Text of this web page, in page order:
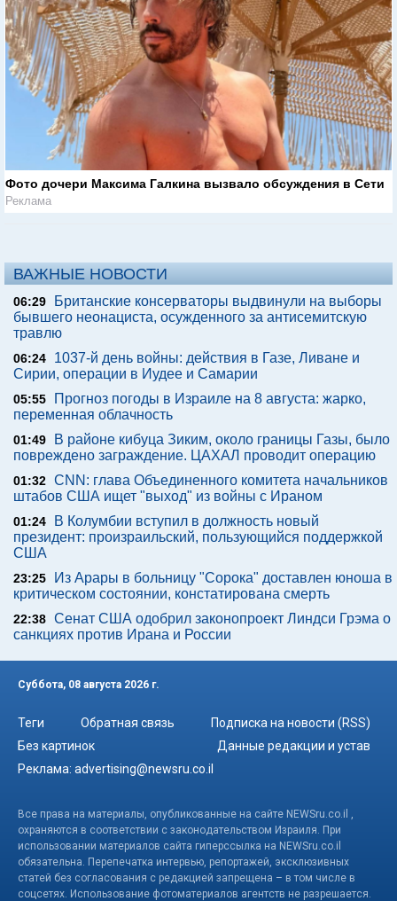
Фото дочери Максима Галкина вызвало обсуждения в Сети
Реклама
ВАЖНЫЕ НОВОСТИ
06:29
Британские консерваторы выдвинули на выборы
бывшего неонациста, осужденного за антисемитскую
травлю
06:24
1037-й день войны: действия в Газе, Ливане и
Сирии, операции в Иудее и Самарии
05:55
Прогноз погоды в Израиле на 8 августа: жарко,
переменная облачность
01:49
В районе кибуца Зиким, около границы Газы, было
повреждено заграждение. ЦАХАЛ проводит операцию
01:32 CNN: глава Объединенного комитета начальников
штабов США ищет "выход" из войны с Ираном
01:24
В Колумбии вступил в должность новый
президент: произраильский, пользующийся поддержкой
США
23:25
Из Арары в больницу "Сорока" доставлен юноша в
критическом состоянии, констатирована смерть
22:38 Сенат США одобрил законопроект Линдси Грэма о
санкциях против Ирана и России
Суббота, 08 августа 2026 г.
Теги Обратная связь
Подписка на новости (RSS)
Без картинок
Данные редакции и устав
Реклама: advertising@newsru.co.il
Все права на материалы, опубликованные на сайте NEWSru.co.il ,
охраняются в соответствии с законодательством Израиля. При
использовании материалов сайта гиперссылка на NEWSru.co.il
обязательна. Перепечатка интервью, репортажей, эксклюзивных
статей без согласования с редакцией запрещена – в том числе в
соцсетях. Использование фотоматериалов агентств не разрешается.